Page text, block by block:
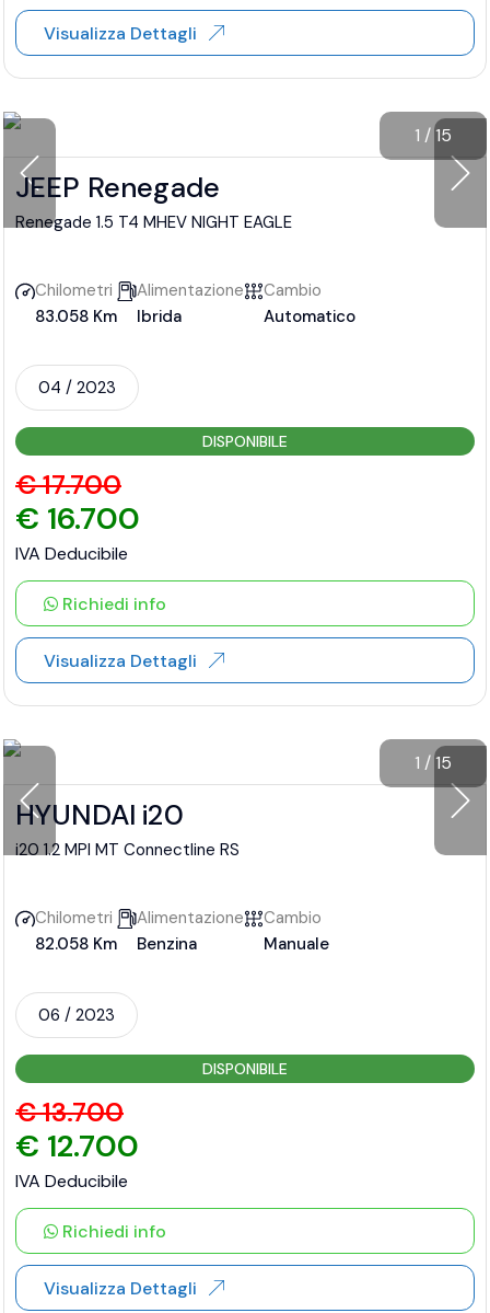
Visualizza Dettagli
1 /15
JEEP Renegade
Renegade 1.5 T4 MHEV NIGHT EAGLE
Chilometri
83.058 Km
Alimentazione
Ibrida
Cambio
Automatico
04 / 2023
DISPONIBILE
€ 17.700
€ 16.700
IVA Deducibile
Richiedi info
Visualizza Dettagli
1 /15
HYUNDAI i20
i20 1.2 MPI MT Connectline RS
Chilometri
82.058 Km
Alimentazione
Benzina
Cambio
Manuale
06 / 2023
DISPONIBILE
€ 13.700
€ 12.700
IVA Deducibile
Richiedi info
Visualizza Dettagli